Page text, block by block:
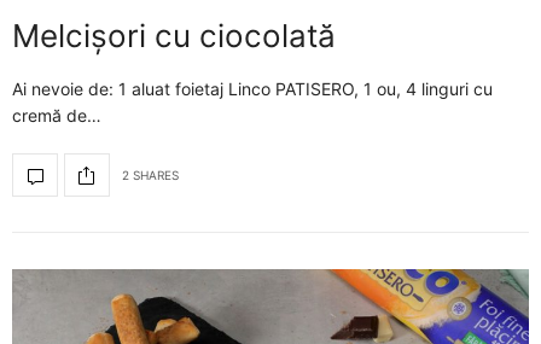
Melcișori cu ciocolată
Ai nevoie de: 1 aluat foietaj Linco PATISERO, 1 ou, 4 linguri cu
cremă de…
2 SHARES